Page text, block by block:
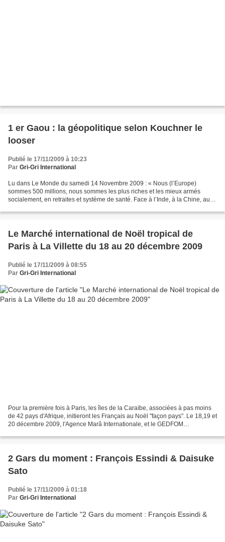
1 er Gaou : la géopolitique selon Kouchner le
looser
Publié le 17/11/2009 à 10:23
Par Gri-Gri International
Lu dans Le Monde du samedi 14 Novembre 2009 : « Nous (l’Europe)
sommes 500 millions, nous sommes les plus riches et les mieux armés
socialement, en retraites et système de santé. Face à l’Inde, à la Chine, aux
Le Marché international de Noël tropical de
Paris à La Villette du 18 au 20 décembre 2009
Publié le 17/11/2009 à 08:55
Par Gri-Gri International
Pour la première fois à Paris, les îles de la Caraïbe, associées à pas moins
de 42 pays d'Afrique, initieront les Français au Noël "façon pays". Le 18,19 et
20 décembre 2009, l'Agence Marâ Internationale, et le GEDFOM
2 Gars du moment : François Essindi & Daisuke
Sato
Publié le 17/11/2009 à 01:18
Par Gri-Gri International